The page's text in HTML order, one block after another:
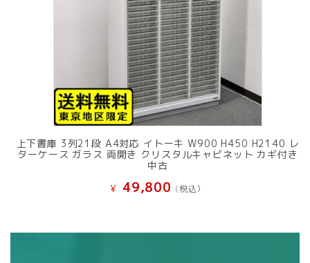
上下書庫 3列21段 A4対応 イトーキ W900 H450 H2140 レ
ターケース ガラス 両開き クリスタルキャビネット カギ付き
中古
¥ 49,800 (税込）